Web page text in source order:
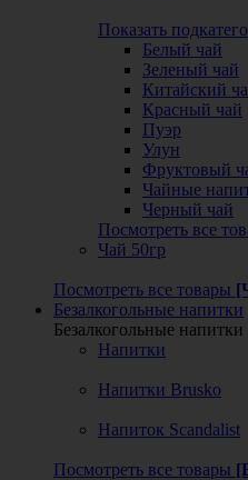
Показать
Белый чай
Зеленый чай
Китайский
Красный чай
Пуэр
Улун
Фруктовый
Чайные
Черный чай
Посмотреть все
Чай 50гр
Посмотреть все товары
Безалкогольные напитки
Безалкогольные напитки
Напитки
Напитки Brusko
Напиток Scandalist
Посмотреть все товары